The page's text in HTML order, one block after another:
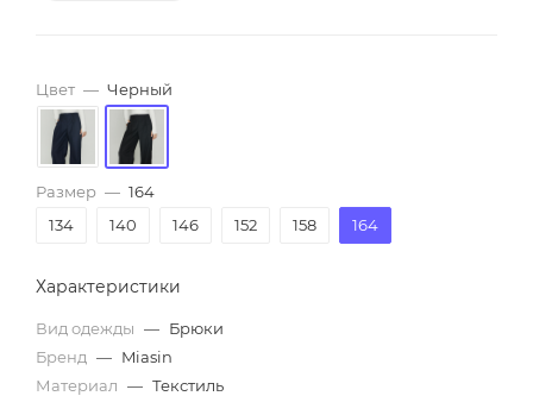
Цвет — Черный
Размер — 164
134
140 146 152 158 164
Характеристики
Вид одежды — Брюки
Бренд — Miasin
Материал — Текстиль